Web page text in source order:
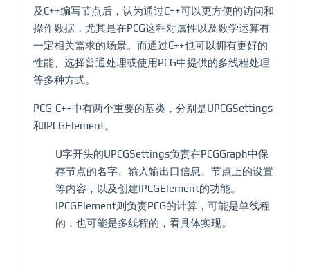
及C++编写节点后，认为通过C++可以更方便的访问和
操作数据，尤其是在PCG这种对属性以及数学运算有
一定相关需求的场景。而通过C++也可以拥有更好的
性能、选择普通处理或使用PCG中提供的多线程处理
等多种方式。
PCG-C++中有两个重要的基类，分别是UPCGSettings
和IPCGElement。
U字开头的UPCGSettings负责在PCGGraph中保
存节点的名字、输入输出口信息、节点上的设置
等内容，以及创建IPCGElement的功能。
IPCGElement则负责PCG的计算，可能是单线程
的，也可能是多线程的，看具体实现。